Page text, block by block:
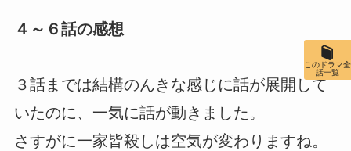
４～６話の感想
３話までは結構のんきな感じに話が展開して
いたのに、一気に話が動きました。
さすがに一家皆殺しは空気が変わりますね。
このドラマ全
話一覧